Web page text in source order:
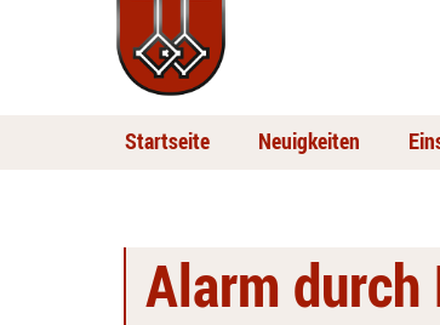
Startseite Neuigkeiten
Alarm durch